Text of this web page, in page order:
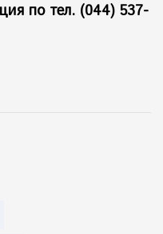
по тел. (044) 537-